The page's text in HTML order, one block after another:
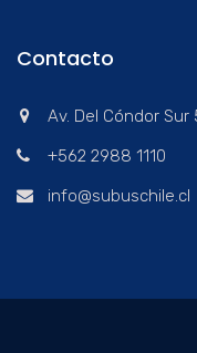
Contacto
Av. Del Cóndor
+562 2988 1110
info@subuschile.cl